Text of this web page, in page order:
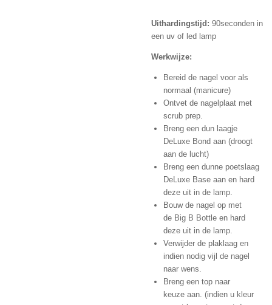
Uithardingstijd: 90seconden in
een uv of led lamp
Werkwijze:
Bereid de nagel voor als
normaal (manicure)
Ontvet de nagelplaat met
scrub prep.
Breng een dun laagje
DeLuxe Bond aan (droogt
aan de lucht)
Breng een dunne poetslaag
DeLuxe Base aan en hard
deze uit in de lamp.
Bouw de nagel op met
de Big B Bottle en hard
deze uit in de lamp.
Verwijder de plaklaag en
indien nodig vijl de nagel
naar wens.
Breng een top naar
keuze aan. (indien u kleur